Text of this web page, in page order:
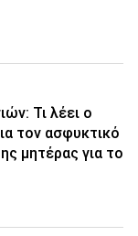
Τι λέει ο
τον ασφυκτικό
μητέρας για το